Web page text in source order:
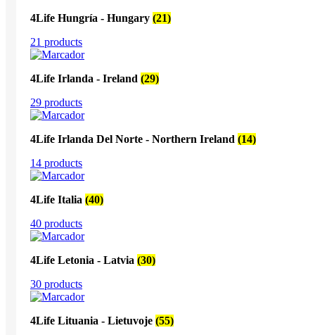
4Life Hungría - Hungary (21)
21 products
4Life Irlanda - Ireland (29)
29 products
4Life Irlanda Del Norte - Northern Ireland (14)
14 products
4Life Italia (40)
40 products
4Life Letonia - Latvia (30)
30 products
4Life Lituania - Lietuvoje (55)